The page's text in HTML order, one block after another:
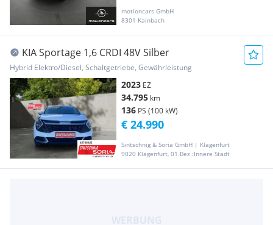
motioncars GmbH
8301 Kainbach
KIA Sportage 1,6 CRDI 48V Silber
Hybrid Elektro/Diesel, Schaltgetriebe, Gewährleistung
2023 EZ
34.795 km
136 PS (100 kW)
Sintschnig & Soria GmbH | Klagenfurt
9020 Klagenfurt, 01.Bez.:Innere Stadt
€ 24.990